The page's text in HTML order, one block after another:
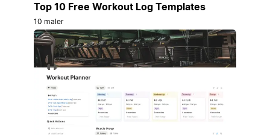
Top 10 Free Workout Log Templates
10 maler